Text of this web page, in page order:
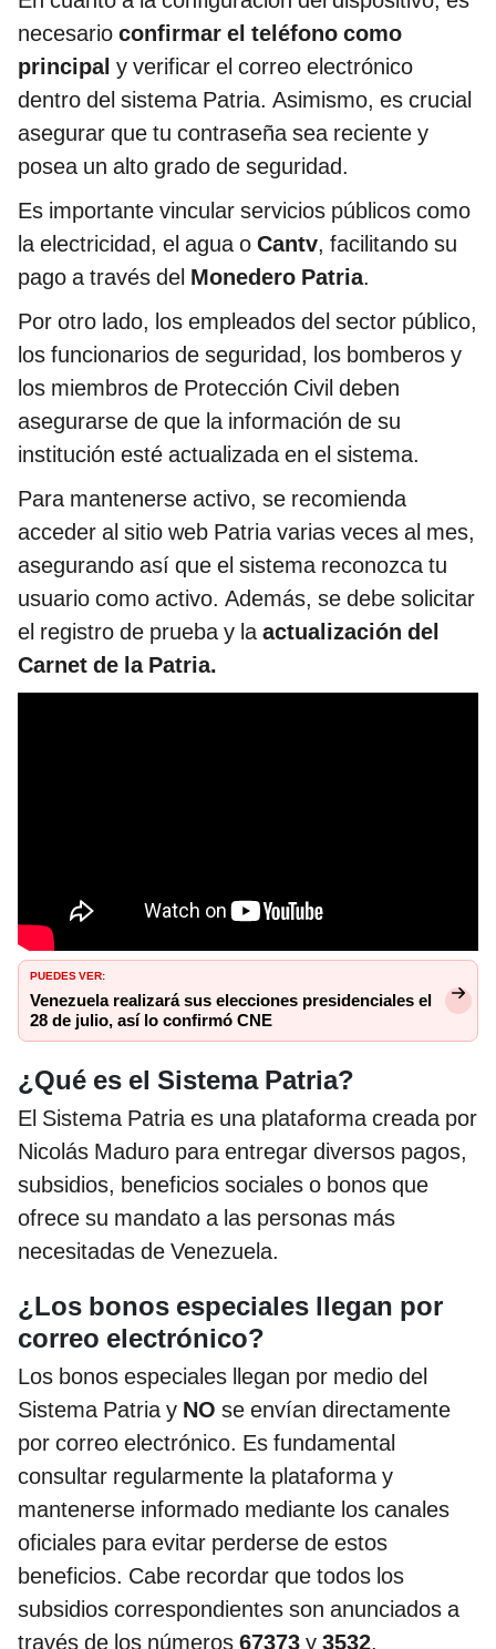
necesario confirmar el teléfono como
principal y verificar el correo electrónico
dentro del sistema Patria. Asimismo, es crucial
asegurar que tu contraseña sea reciente y
posea un alto grado de seguridad.
Es importante vincular servicios públicos como
la electricidad, el agua o Cantv, facilitando su
pago a través del Monedero Patria.
Por otro lado, los empleados del sector público,
los funcionarios de seguridad, los bomberos y
los miembros de Protección Civil deben
asegurarse de que la información de su
institución esté actualizada en el sistema.
Para mantenerse activo, se recomienda
acceder al sitio web Patria varias veces al mes,
asegurando así que el sistema reconozca tu
usuario como activo. Además, se debe solicitar
el registro de prueba y laactualización del
Carnet de la Patria.
PUEDES VER:
Venezuela realizará sus elecciones presidenciales el
28 de julio, así lo confirmó CNE
¿Qué es el Sistema Patria?
El Sistema Patria es una plataforma creada por
Nicolás Maduro para entregar diversos pagos,
subsidios, beneficios sociales o bonos que
ofrece su mandato a las personas más
necesitadas de Venezuela.
¿Los bonos especiales llegan por
correo electrónico?
Los bonos especiales llegan por medio del
Sistema Patria y NO se envían directamente
por correo electrónico. Es fundamental
consultar regularmente la plataforma y
mantenerse informado mediante los canales
oficiales para evitar perderse de estos
beneficios. Cabe recordar que todos los
subsidios correspondientes son anunciados a
través de los números 67373 y 3532.